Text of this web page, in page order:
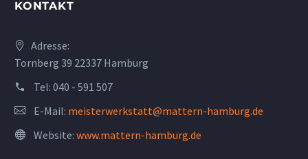
KONTAKT
Adresse:
Tornberg 39 22337 Hamburg
Tel: 040 - 591 507
E-Mail: meisterwerkstatt@mattern-hamburg.de
Website: www.mattern-hamburg.de